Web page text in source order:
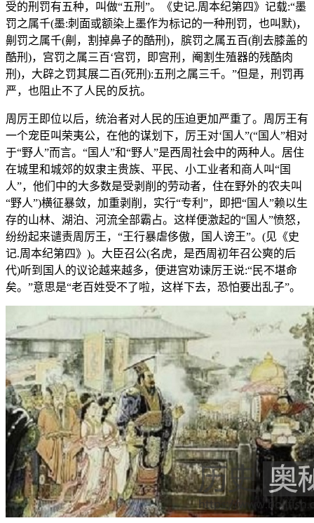
受的刑罚有五种，叫做“五刑”。《史记.周本纪第四》记载:“墨
罚之属千(墨:刺面或额染上墨作为标记的一种刑罚，也叫默)，
劓罚之属千(劓，割掉鼻子的酷刑)，膑罚之属五百(削去膝盖的
酷刑)，宫罚之属三百‘宫罚，即宫刑，阉割生殖器的残酷肉
刑)，大辟之罚其展二百(死刑):五刑之属三千。”但是，刑罚再
严，也阻止不了人民的反抗。
周厉王即位以后，统治者对人民的压迫更加严重了。周厉王有
一个宠臣叫荣夷公，在他的谋划下，厉王对‘国人”(“国人”相对
于“野人”而言。“国人”和“野人”是西周社会中的两种人。居住
在城里和城郊的奴隶主贵族、平民、小工业者和商人叫“国
人”，他们中的大多数是受剥削的劳动者，住在野外的农夫叫
“野人”)横征暴敛，加重剥削，实行“专利”，即把“国人”赖以生
存的山林、湖泊、河流全部霸占。这样便激起的“国人”愤怒，
纷纷起来谴责周厉王，“王行暴虐侈傲，国人谤王”。(见《史
记.周本纪第四》)。大臣召公(名虎，是西周初年召公奭的后
代)听到国人的议论越来越多，便进宫劝谏厉王说:“民不堪命
矣。”意思是“老百姓受不了啦，这样下去，恐怕要出乱子”。